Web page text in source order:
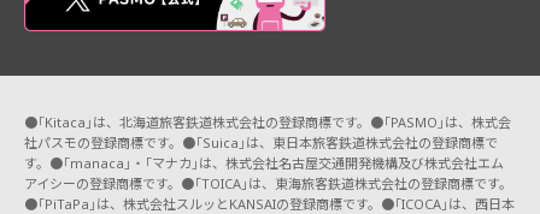
●「Kitaca」は、北海道旅客鉄道株式会社の登録商標です。●「PASMO」は、株式会
社パスモの登録商標です。●「Suica」は、東日本旅客鉄道株式会社の登録商標で
す。●「manaca」・「マナカ」は、株式会社名古屋交通開発機構及び株式会社エム
アイシーの登録商標です。●「TOICA」は、東海旅客鉄道株式会社の登録商標です。
●「PiTaPa」は、株式会社スルッとKANSAIの登録商標です。●「ICOCA」は、西日本